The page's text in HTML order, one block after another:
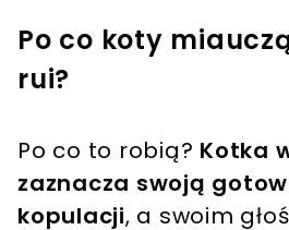
Po co koty
rui?
Po co to robią? Kotka
zaznacza swoją
kopulacji, a swoim